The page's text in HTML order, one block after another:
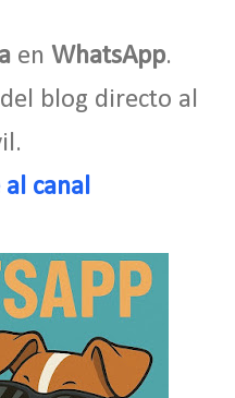
en WhatsApp.
blog directo al
al canal